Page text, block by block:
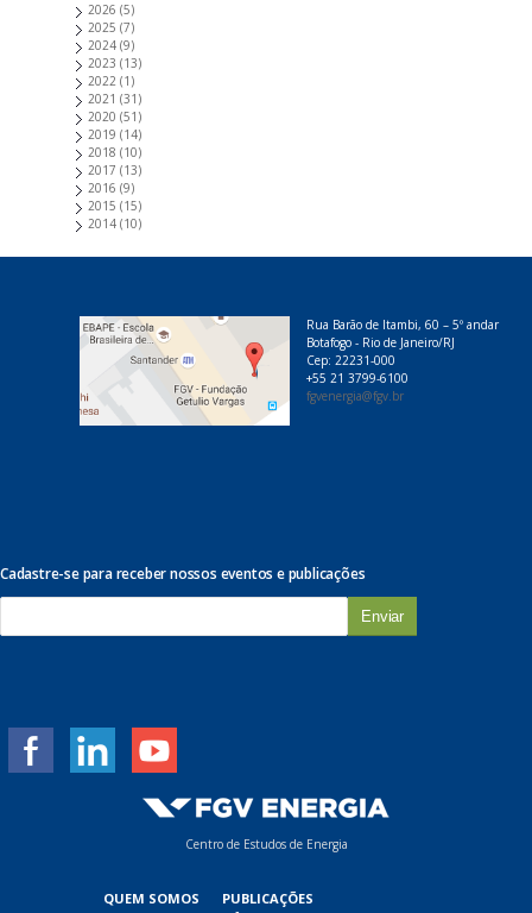
2026 (5)
2025 (7)
2024 (9)
2023 (13)
2022 (1)
2021 (31)
2020 (51)
2019 (14)
2018 (10)
2017 (13)
2016 (9)
2015 (15)
2014 (10)
Rua Barão de Itambi, 60 – 5º andar
Botafogo - Rio de Janeiro/RJ
Cep: 22231-000
+55 21 3799-6100
fgvenergia@fgv.br
Cadastre-se para receber nossos eventos e publicações
m
Centro de Estudos de Energia
QUEM SOMOS PUBLICAÇÕES